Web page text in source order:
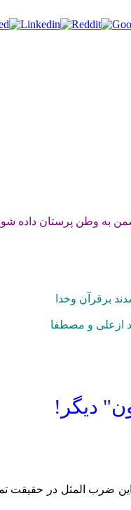
به وطن پرستان داده
برقرآن وخدا
ازعلی و مصطفا
دیگر!
المثل در حقیقت تمام